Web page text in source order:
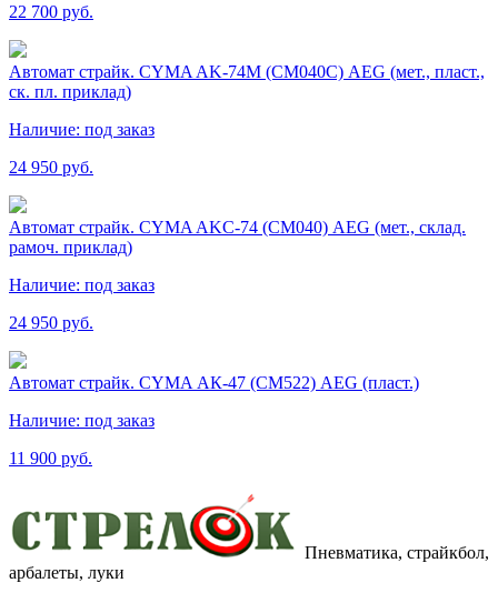
22 700 руб.
Автомат страйк. CYMA AK-74М (СМ040С) AEG (мет., пласт.,
ск. пл. приклад)
Наличие: под заказ
24 950 руб.
Автомат страйк. CYMA AKС-74 (СМ040) AEG (мет., склад.
рамоч. приклад)
Наличие: под заказ
24 950 руб.
Автомат страйк. CYMA АК-47 (СМ522) AEG (пласт.)
Наличие: под заказ
11 900 руб.
Пневматика, страйкбол,
арбалеты, луки